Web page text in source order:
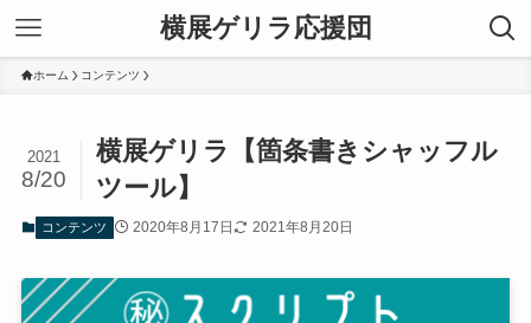
横展ゲリラ応援団
ホーム コンテンツ
横展ゲリラ【箇条書きシャッフル
ツール】
2021
8/20
コンテンツ 2020年8月17日 2021年8月20日